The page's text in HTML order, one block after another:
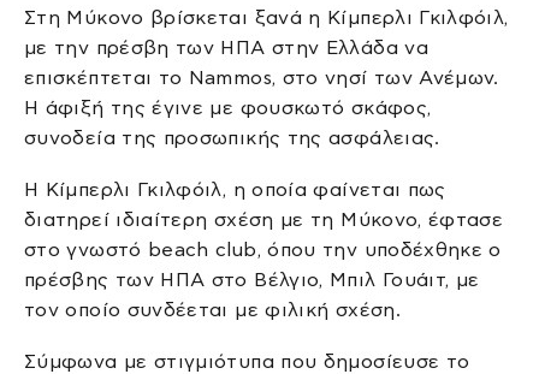
Στη Μύκονο βρίσκεται ξανά η Κίμπερλι Γκιλφόιλ,
με την πρέσβη των ΗΠΑ στην Ελλάδα να
επισκέπτεται το Nammos, στο νησί των Ανέμων.
Η άφιξή της έγινε με φουσκωτό σκάφος,
συνοδεία της προσωπικής της ασφάλειας.
Η Κίμπερλι Γκιλφόιλ, η οποία φαίνεται πως
διατηρεί ιδιαίτερη σχέση με τη Μύκονο, έφτασε
στο γνωστό beach club, όπου την υποδέχθηκε ο
πρέσβης των ΗΠΑ στο Βέλγιο, Μπιλ Γουάιτ, με
τον οποίο συνδέεται με φιλική σχέση.
Σύμφωνα με στιγμιότυπα που δημοσίευσε το